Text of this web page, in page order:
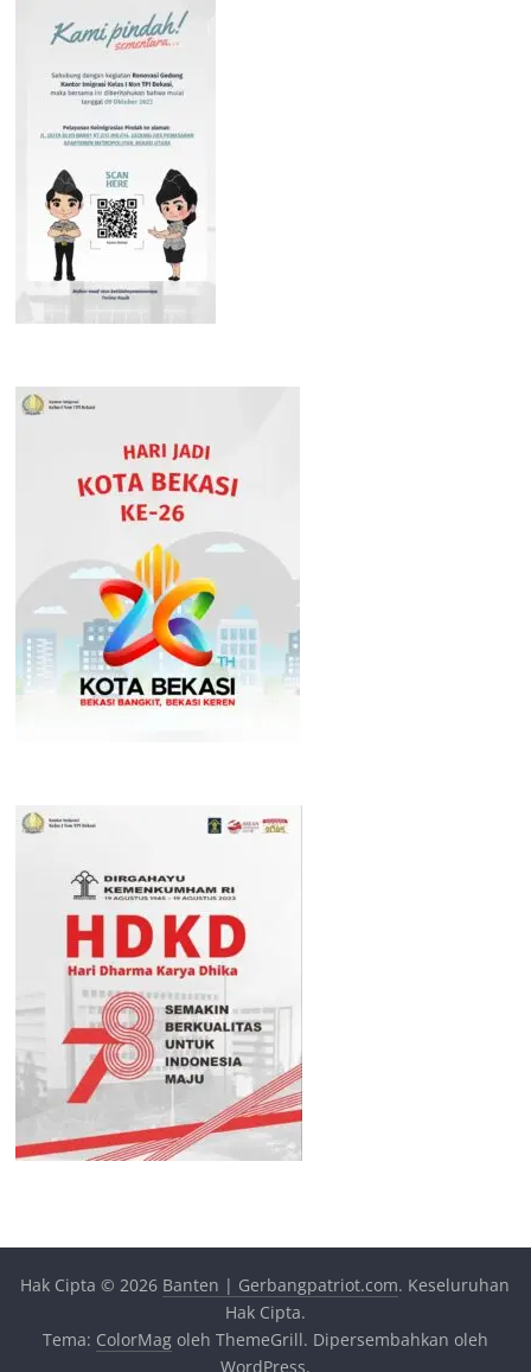
Hak Cipta © 2026 Banten | Gerbangpatriot.com. Keseluruhan
Hak Cipta.
Tema: ColorMagoleh ThemeGrill. Dipersembahkan oleh
WordPress.